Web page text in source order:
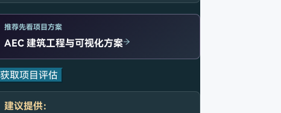
推荐先看项目方案
AEC 建筑工程与可视化方案
获取项目评估
建议提供：